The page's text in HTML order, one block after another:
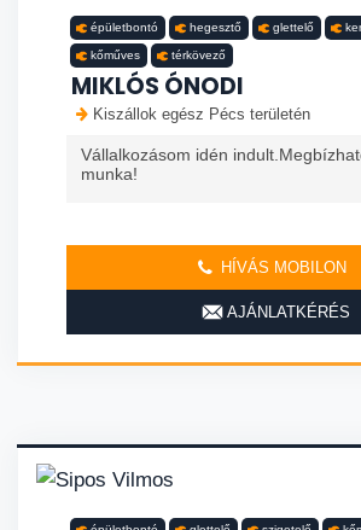
épületbontó hegesztő glettelő
kőműves térkövező
MIKLÓS ÓNODI
Kiszállok egész Pécs területén
Vállalkozásom idén
munka!
HÍVÁS MOBILON
AJÁNLATKÉRÉS